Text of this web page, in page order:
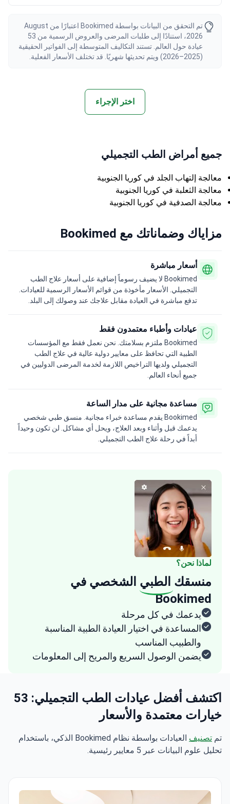
تم التحقق من البيانات بواسطة Bookimed اعتبارًا من August
2026، استنادًا إلى طلبات المرضى والعروض الرسمية من 53
عيادة حول العالم. تستند التكاليف المتوسطة إلى الفواتير الحقيقية
(2025–2026) ويتم تحديثها شهريًا. قد تختلف الأسعار الفعلية.
اختر الإجراء
جميع أمراض الطب التجميلي
معالجة إلتهاب الجلد في كوريا الجنوبية
معالجة الثعلبة في كوريا الجنوبية
معالجة الصدفية في كوريا الجنوبية
مزاياك وضماناتك مع Bookimed
أسعار مباشرة
Bookimed لا يضيف رسوماً إضافية على أسعار علاج الطب
التجميلي. الأسعار مأخوذة من قوائم الأسعار الرسمية للعيادات.
تدفع مباشرة في العيادة مقابل علاجك عند وصولك إلى البلد.
عيادات وأطباء معتمدون فقط
Bookimed ملتزم بسلامتك. نحن نعمل فقط مع المؤسسات
الطبية التي تحافظ على معايير دولية عالية في علاج الطب
التجميلي ولديها التراخيص اللازمة لخدمة المرضى الدوليين في
جميع أنحاء العالم.
مساعدة مجانية على مدار الساعة
Bookimed يقدم مساعدة خبراء مجانية. منسق طبي شخصي
يدعمك قبل وأثناء وبعد العلاج، ويحل أي مشاكل. لن تكون وحيداً
أبداً في رحلة علاج الطب التجميلي.
لماذا نحن؟
منسقك الطبي الشخصي في
Bookimed
يدعمك في كل مرحلة
المساعدة في اختيار العيادة الطبية المناسبة
والطبيب المناسب
يضمن الوصول السريع والمريح إلى المعلومات
اكتشف أفضل عيادات الطب التجميلي: 53
خيارات معتمدة والأسعار
تم تصنيف
العيادات بواسطة نظام Bookimed الذكي، باستخدام
تحليل علوم البيانات عبر 5 معايير رئيسية.